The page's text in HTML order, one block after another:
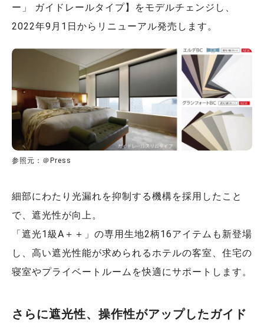
ー」 ガイドレールタイプ】をモデルチェンジし、
2022年9月1日からリニューアル発売します。
参照元：＠Press
細部にわたり光漏れを抑制する機構を採用したこと
で、遮光性が向上。
「遮光1級A＋＋」の専用生地2柄16アイテムも新登場
し、高い遮光性能が求められるホテルの客室、住宅の
寝室やプライベートルームを快適にサポートします。
さらに遮光性、操作性がアップしたガイド